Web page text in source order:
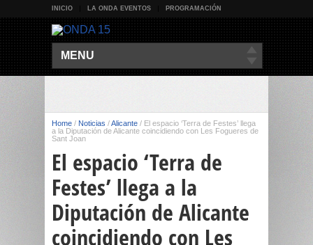
INICIO LA ONDA EVENTOS PROGRAMACIÓN
MENU
Home / Noticias /Alicante / El espacio ‘Terra de Festes’ llega
a la Diputación de Alicante coincidiendo con Les Fogueres de
Sant Joan
El espacio ‘Terra de
Festes’ llega a la
Diputación de Alicante
coincidiendo con Les